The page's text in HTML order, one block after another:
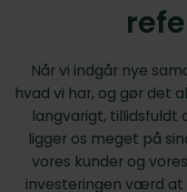
Når vi indgår nye
hvad vi har, og gør det
langvarigt,
ligger os meget på
vores kunder og
investeringen værd at